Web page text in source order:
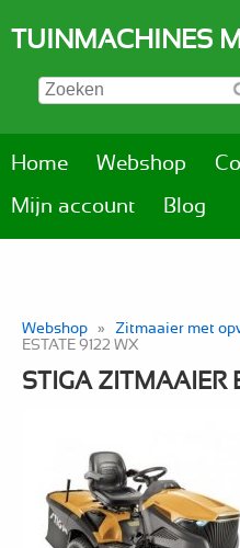
TUINMACHINES
Home Webshop
Mijn account Blog
Webshop » Zitmaaier met
ESTATE 9122 WX
STIGA ZITMAAIER